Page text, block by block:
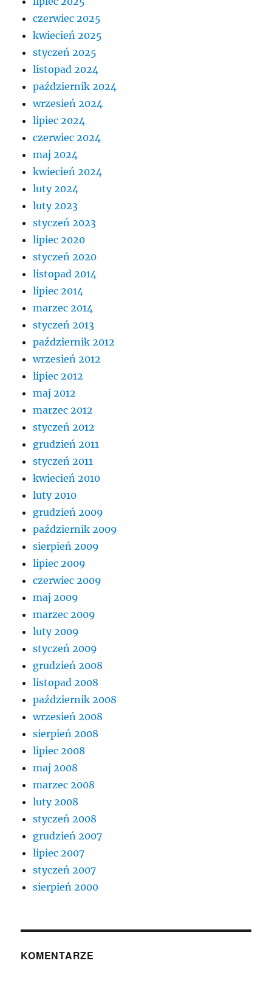
czerwiec 2025
kwiecień 2025
styczeń 2025
listopad 2024
październik 2024
wrzesień 2024
lipiec 2024
czerwiec 2024
maj 2024
kwiecień 2024
luty 2024
luty 2023
styczeń 2023
lipiec 2020
styczeń 2020
listopad 2014
lipiec 2014
marzec 2014
styczeń 2013
październik 2012
wrzesień 2012
lipiec 2012
maj 2012
marzec 2012
styczeń 2012
grudzień 2011
styczeń 2011
kwiecień 2010
luty 2010
grudzień 2009
październik 2009
sierpień 2009
lipiec 2009
czerwiec 2009
maj 2009
marzec 2009
luty 2009
styczeń 2009
grudzień 2008
listopad 2008
październik 2008
wrzesień 2008
sierpień 2008
lipiec 2008
maj 2008
marzec 2008
luty 2008
styczeń 2008
grudzień 2007
lipiec 2007
styczeń 2007
sierpień 2000
KOMENTARZE